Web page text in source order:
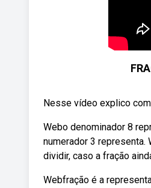
Nesse vídeo explico
Webo denominador 8
numerador 3 representa.
dividir, caso a fração
Webfração é a